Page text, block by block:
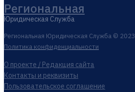
Региональная
Юридическая Служба
Региональная Юридическая Служба © 2023
Политика конфиденциальности
О проекте / Редакция сайта
Контакты и реквизиты
Пользовательское соглашение